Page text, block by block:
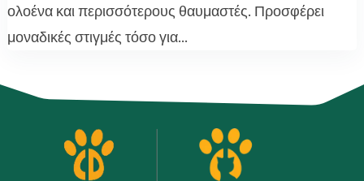
ολοένα και περισσότερους θαυμαστές. Προσφέρει
μοναδικές στιγμές τόσο για...